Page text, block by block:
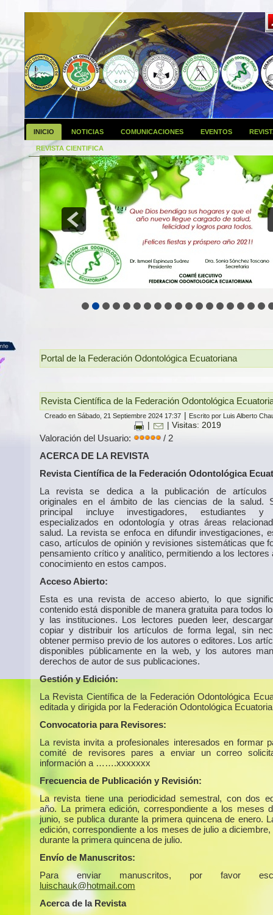
INICIO NOTICIAS COMUNICACIONES EVENTOS
REVISTA CIENTIFICA
Portal de la Federación Odontológica Ecuatoriana
Revista Científica de la Federación Odontológica
Creado en Sábado, 21 Septiembre 2024 17:37 Escrito por Luis Alberto
| Visitas: 2019
Valoración del Usuario:
/ 2
ACERCA DE LA REVISTA
Revista Científica de la Federación Odontológica
La revista se dedica a la publicación de artículos
originales en el ámbito de las ciencias de la salud.
principal incluye investigadores, estudiantes y
especializados en odontología y otras áreas
salud. La revista se enfoca en difundir investigaciones,
caso, artículos de opinión y revisiones sistemáticas que
pensamiento crítico y analítico, permitiendo a los lectores
conocimiento en estos campos.
Acceso Abierto:
Esta es una revista de acceso abierto, lo que
contenido está disponible de manera gratuita para todos
y las instituciones. Los lectores pueden leer,
copiar y distribuir los artículos de forma legal, sin
obtener permiso previo de los autores o editores. Los
disponibles públicamente en la web, y los autores
derechos de autor de sus publicaciones.
Gestión y Edición:
La Revista Científica de la Federación Odontológica
editada y dirigida por la Federación Odontológica
Convocatoria para Revisores:
La revista invita a profesionales interesados en formar
comité de revisores pares a enviar un correo
información a …….xxxxxxx
Frecuencia de Publicación y Revisión:
La revista tiene una periodicidad semestral, con dos
año. La primera edición, correspondiente a los meses
junio, se publica durante la primera quincena de enero.
edición, correspondiente a los meses de julio a
durante la primera quincena de julio.
Envío de Manuscritos:
Para enviar manuscritos, por favor
luischauk@hotmail.com
Acerca de la Revista